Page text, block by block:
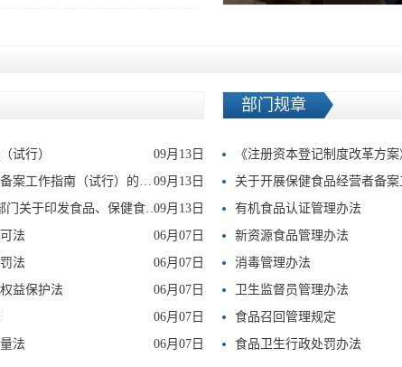
09月13日
试行）
09月13日
工作指南（试行）的通知
09月13日
、保健食品欺诈和虚假宣传整治方案的通知
06月07日
法
06月07日
法
06月07日
益保护法
06月07日
06月07日
法
部门规章
《注册资本登记制度改革方
关于开展保健食品经营者备案
有机食品认证管理办法
新资源食品管理办法
消毒管理办法
卫生监督员管理办法
食品召回管理规定
食品卫生行政处罚办法